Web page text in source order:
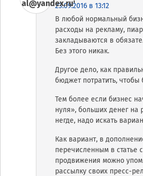
23.09.2016 в 13:12
В любой нормальный
расходы на рекламу,
закладываются в
Без этого никак.
Другое дело, как
бюджет потратить,
Тем более если бизнес
нуля», больших денег на
негде, надо искать
Как вариант, в
перечисленным в статье
продвижения можно
рассылку своих пресс-